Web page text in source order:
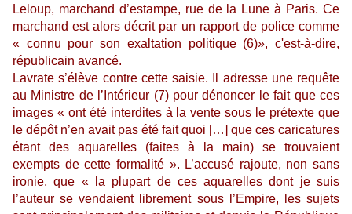
Leloup, marchand d’estampe, rue de la Lune à Paris. Ce
marchand est alors décrit par un rapport de police comme
« connu pour son exaltation politique (6)», c'est-à-dire,
républicain avancé.
Lavrate s’élève contre cette saisie. Il adresse une requête
au Ministre de l’Intérieur (7) pour dénoncer le fait que ces
images « ont été interdites à la vente sous le prétexte que
le dépôt n’en avait pas été fait quoi […] que ces caricatures
étant des aquarelles (faites à la main) se trouvaient
exempts de cette formalité ». L’accusé rajoute, non sans
ironie, que « la plupart de ces aquarelles dont je suis
l’auteur se vendaient librement sous l’Empire, les sujets